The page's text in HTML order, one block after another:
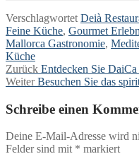
Verschlagwortet Deià
Feine Küche, Gourmet
Mallorca Gastronomie,
Küche
Zurück Vorheriger
Beitrag:
Entdecken Sie
Weiter Nächster
Besuchen Sie das
Schreibe einen
Deine E-Mail-Adresse wird
Felder sind mit * markiert